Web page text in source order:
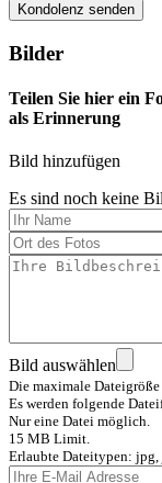
Bilder
Teilen Sie hier ein
als Erinnerung
Bild hinzufügen
Es sind noch keine
Bild auswählen
Die maximale
Es werden folgende
Nur eine Datei möglich.
15 MB Limit.
Erlaubte Dateitypen: jpg,